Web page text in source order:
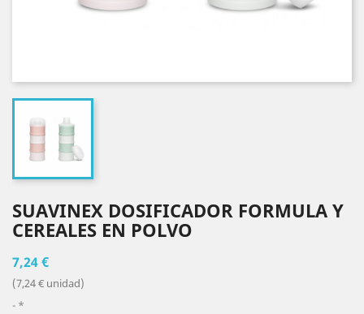
SUAVINEX DOSIFICADOR FORMULA Y
CEREALES EN POLVO
7,24 €
(7,24 € unidad)
*